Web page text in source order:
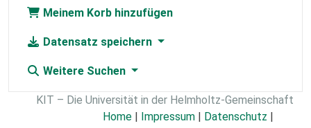
Meinem Korb hinzufügen
Datensatz speichern
Weitere Suchen
KIT – Die Universität in der Helmholtz-Gemeinschaft
Home | Impressum | Datenschutz |